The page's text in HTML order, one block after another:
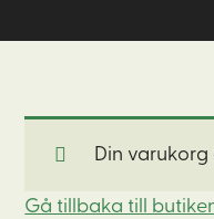
Din
Gå tillbaka till